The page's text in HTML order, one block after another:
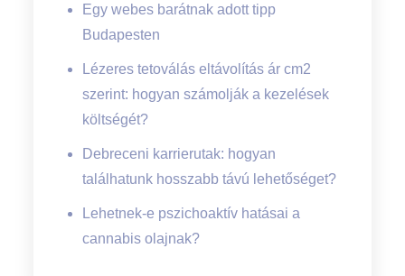
Egy webes barátnak adott tipp
Budapesten
Lézeres tetoválás eltávolítás ár cm2
szerint: hogyan számolják a kezelések
költségét?
Debreceni karrierutak: hogyan
találhatunk hosszabb távú lehetőséget?
Lehetnek-e pszichoaktív hatásai a
cannabis olajnak?